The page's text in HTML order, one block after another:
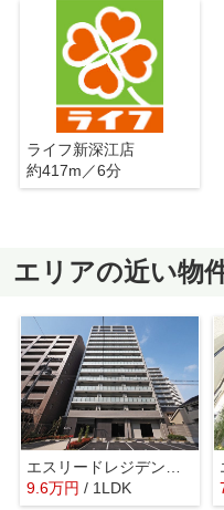
ライフ新深江店
約417m／6分
エリアの近い物
9.6万円 / 1LDK